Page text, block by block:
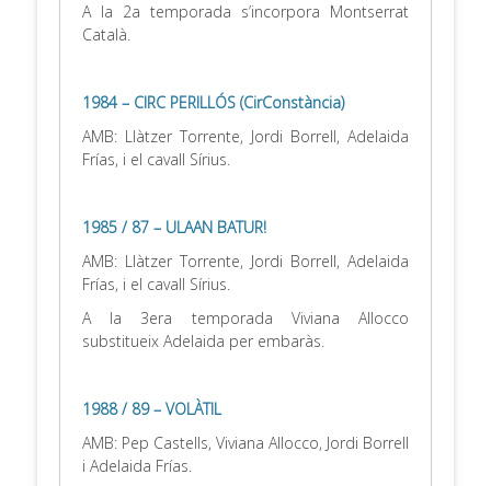
A la 2a temporada s’incorpora Montserrat
Català.
1984 – CIRC PERILLÓS (CirConstància)
AMB: Llàtzer Torrente, Jordi Borrell, Adelaida
Frías, i el cavall Sírius.
1985 / 87 – ULAAN BATUR!
AMB: Llàtzer Torrente, Jordi Borrell, Adelaida
Frías, i el cavall Sírius.
A la 3era temporada Viviana Allocco
substitueix Adelaida per embaràs.
1988 / 89 – VOLÀTIL
AMB: Pep Castells, Viviana Allocco, Jordi Borrell
i Adelaida Frías.